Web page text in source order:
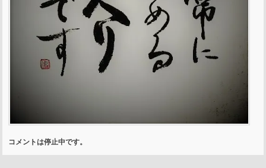
コメントは停止中です。